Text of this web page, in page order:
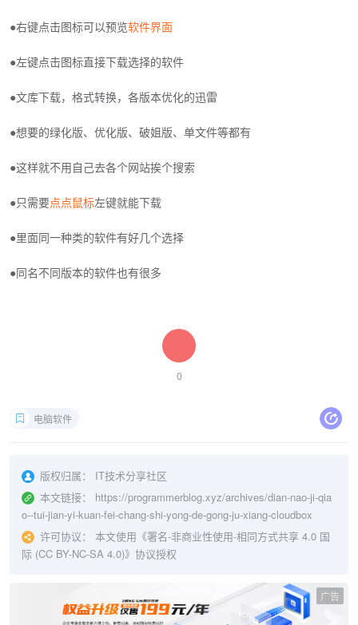
●右键点击图标可以预览软件界面
●左键点击图标直接下载选择的软件
●文库下载，格式转换，各版本优化的迅雷
●想要的绿化版、优化版、破姐版、单文件等都有
●这样就不用自己去各个网站挨个搜索
●只需要点点鼠标左键就能下载
●里面同一种类的软件有好几个选择
●同名不同版本的软件也有很多
0
电脑软件
版权归属：
IT技术分享社区
本文链接：
https://programmerblog.xyz/archives/dian-nao-ji-qia
o--tui-jian-yi-kuan-fei-chang-shi-yong-de-gong-ju-xiang-cloudbox
许可协议：
本文使用《署名-非商业性使用-相同方式共享 4.0 国
际 (CC BY-NC-SA 4.0)》协议授权
广告